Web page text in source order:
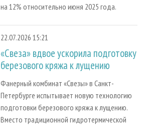
на 12% относительно июня 2025 года.
22.07.2026 15:21
«Свеза» вдвое ускорила подготовку
березового кряжа к лущению
Фанерный комбинат «Свезы» в Санкт-
Петербурге испытывает новую технологию
подготовки березового кряжа к лущению.
Вместо традиционной гидротермической